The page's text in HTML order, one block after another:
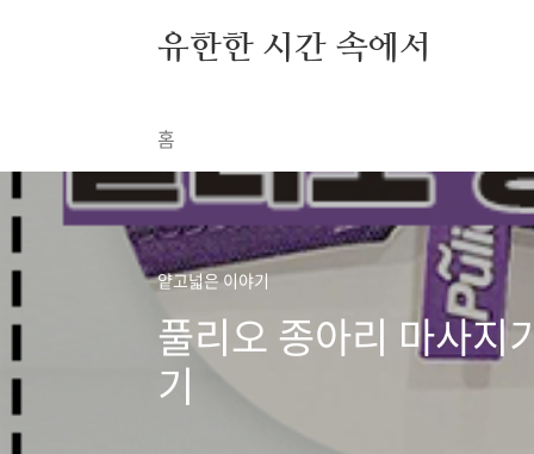
유한한 시간 속에서
홈
얕고넓은 이야기
풀리오 종아리 마사지
기